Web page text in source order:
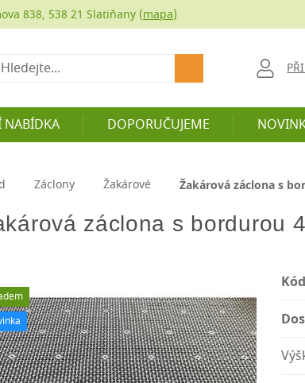
838, 538 21 Slatiňany (mapa)
NABÍDKA DOPORUČUJEME
Záclony Žakárové Žakárová záclona s
záclona s bordurou